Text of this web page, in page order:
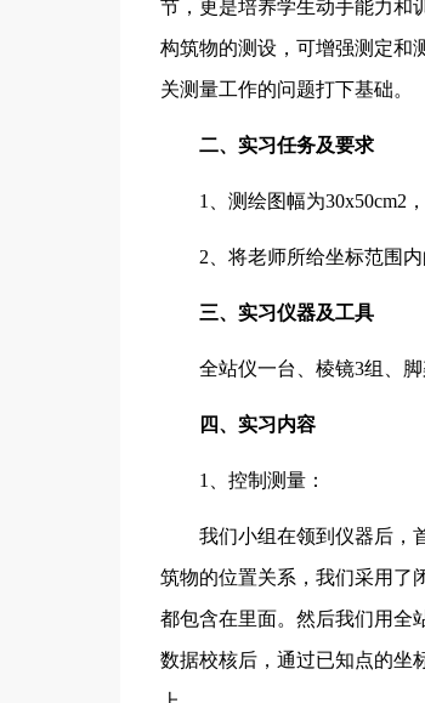
节，更是培养学生动手能力和
构筑物的测设，可增强测定和
关测量工作的问题打下基础。
二、实习任务及要求
1、测绘图幅为30x50cm2，
2、将老师所给坐标范围内
三、实习仪器及工具
全站仪一台、棱镜3组、脚
四、实习内容
1、控制测量：
我们小组在领到仪器后，首
筑物的位置关系，我们采用了
都包含在里面。然后我们用全
数据校核后，通过已知点的坐